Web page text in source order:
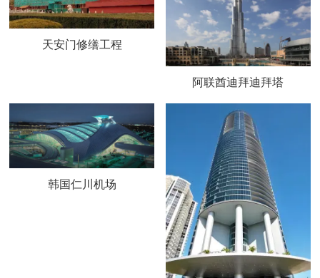
天安门修缮工程
阿联酋迪拜迪拜塔
韩国仁川机场